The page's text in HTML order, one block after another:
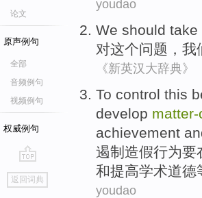
论文
原声例句
全部
音频例句
视频例句
权威例句
go
top
返回词典
youdao
We should take
对这个问题 ， 我
《新英汉大辞典》
To control this
develop matter-
achievement
遏制造假行为要
和提高学术道德
youdao